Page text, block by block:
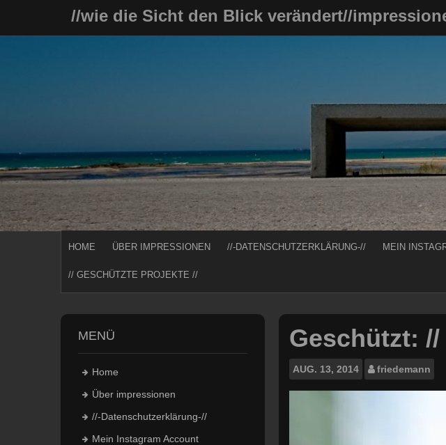
content
//wie die Sicht den Blick verändert//
HOME ÜBER IMPRESSIONEN //-DATENSCHUTZERKLÄRUNG-// MEIN
// GESCHÜTZTE PROJEKTE //
Geschützt:
AUG. 13, 2014 friedemann
MENÜ
Home
Über impressionen
//-Datenschutzerklärung-//
Mein Instagram Account